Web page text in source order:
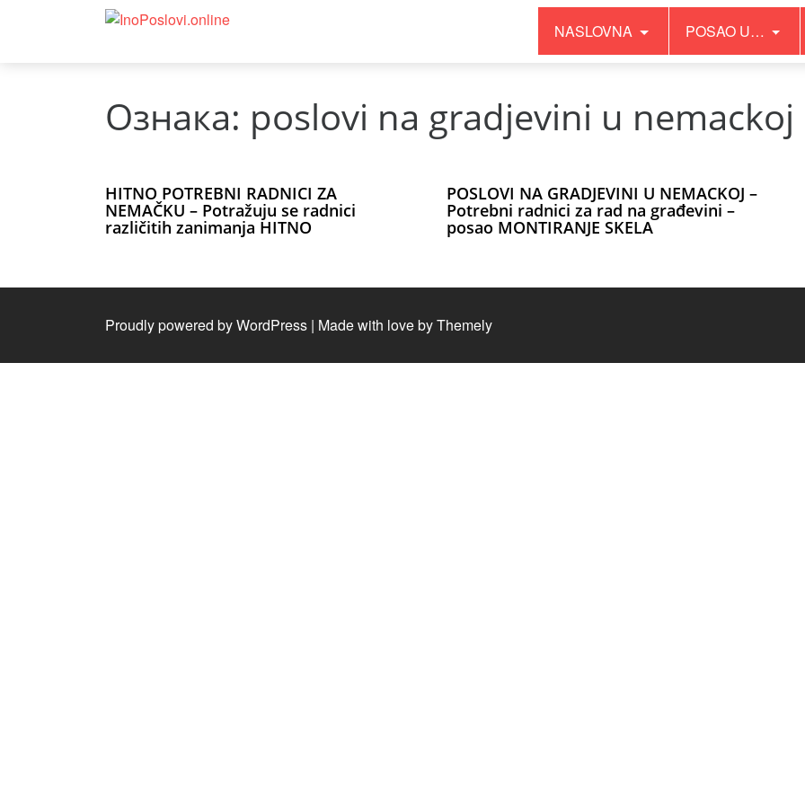
NASLOVNA POSAO U…
Ознака: poslovi na gradjevini u nemackoj
HITNO POTREBNI RADNICI ZA
NEMAČKU – Potražuju se radnici
različitih zanimanja HITNO
POSLOVI NA GRADJEVINI U NEMACKOJ –
Potrebni radnici za rad na građevini –
posao MONTIRANJE SKELA
Proudly powered by WordPress | Made with love byThemely